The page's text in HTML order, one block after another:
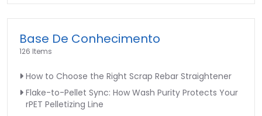
Base De Conhecimento
126 Items
How to Choose the Right Scrap Rebar Straightener
Flake-to-Pellet Sync: How Wash Purity Protects Your
rPET Pelletizing Line